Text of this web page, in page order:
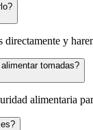
y
tomadas?
alimentaria